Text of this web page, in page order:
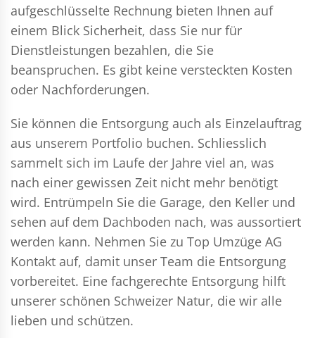
aufgeschlüsselte Rechnung bieten Ihnen auf
einem Blick Sicherheit, dass Sie nur für
Dienstleistungen bezahlen, die Sie
beanspruchen. Es gibt keine versteckten Kosten
oder Nachforderungen.
Sie können die Entsorgung auch als Einzelauftrag
aus unserem Portfolio buchen. Schliesslich
sammelt sich im Laufe der Jahre viel an, was
nach einer gewissen Zeit nicht mehr benötigt
wird. Entrümpeln Sie die Garage, den Keller und
sehen auf dem Dachboden nach, was aussortiert
werden kann. Nehmen Sie zu Top Umzüge AG
Kontakt auf, damit unser Team die Entsorgung
vorbereitet. Eine fachgerechte Entsorgung hilft
unserer schönen Schweizer Natur, die wir alle
lieben und schützen.